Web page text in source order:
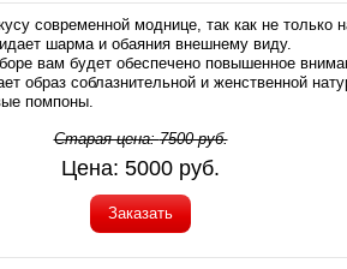
современной моднице, так как не только
шарма и обаяния внешнему виду.
вам будет обеспечено повышенное
образ соблазнительной и женственной
помпоны.
Старая цена:7500руб.
Цена: 5000 руб.
Заказать